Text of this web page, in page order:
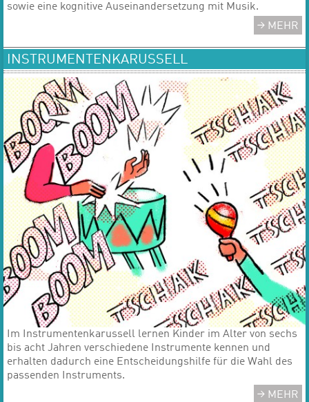
sowie eine kognitive Auseinandersetzung mit Musik.
MEHR
INSTRUMENTENKARUSSELL
​​​​​​​Im Instrumentenkarussell lernen Kinder im Alter von sechs
bis acht Jahren verschiedene Instrumente kennen und
erhalten dadurch eine Entscheidungshilfe für die Wahl des
passenden Instruments.
MEHR